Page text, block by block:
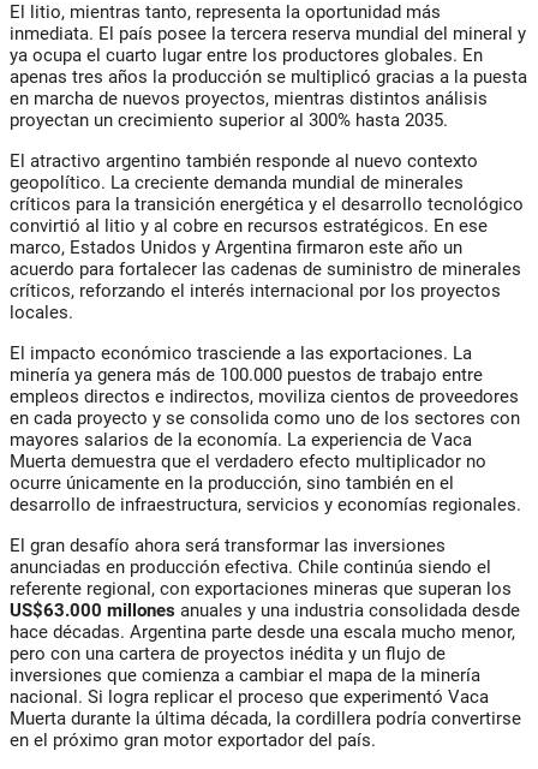
El litio, mientras tanto, representa la oportunidad más
inmediata. El país posee la tercera reserva mundial del mineral y
ya ocupa el cuarto lugar entre los productores globales. En
apenas tres años la producción se multiplicó gracias a la puesta
en marcha de nuevos proyectos, mientras distintos análisis
proyectan un crecimiento superior al 300% hasta 2035.
El atractivo argentino también responde al nuevo contexto
geopolítico. La creciente demanda mundial de minerales
críticos para la transición energética y el desarrollo tecnológico
convirtió al litio y al cobre en recursos estratégicos. En ese
marco, Estados Unidos y Argentina firmaron este año un
acuerdo para fortalecer las cadenas de suministro de minerales
críticos, reforzando el interés internacional por los proyectos
locales.
El impacto económico trasciende a las exportaciones. La
minería ya genera más de 100.000 puestos de trabajo entre
empleos directos e indirectos, moviliza cientos de proveedores
en cada proyecto y se consolida como uno de los sectores con
mayores salarios de la economía. La experiencia de Vaca
Muerta demuestra que el verdadero efecto multiplicador no
ocurre únicamente en la producción, sino también en el
desarrollo de infraestructura, servicios y economías regionales.
El gran desafío ahora será transformar las inversiones
anunciadas en producción efectiva. Chile continúa siendo el
referente regional, con exportaciones mineras que superan los
US$63.000 millones anuales y una industria consolidada desde
hace décadas. Argentina parte desde una escala mucho menor,
pero con una cartera de proyectos inédita y un flujo de
inversiones que comienza a cambiar el mapa de la minería
nacional. Si logra replicar el proceso que experimentó Vaca
Muerta durante la última década, la cordillera podría convertirse
en el próximo gran motor exportador del país.